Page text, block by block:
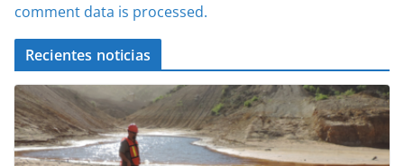
comment data is processed.
Recientes noticias